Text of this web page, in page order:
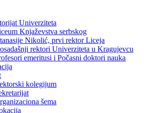
Univerziteta
Knjaževstva serbskog
Nikolić, prvi rektor Liceja
rektori Univerziteta u Kragujevcu
emeritusi i Počasni doktori nauka
kolegijum
šema